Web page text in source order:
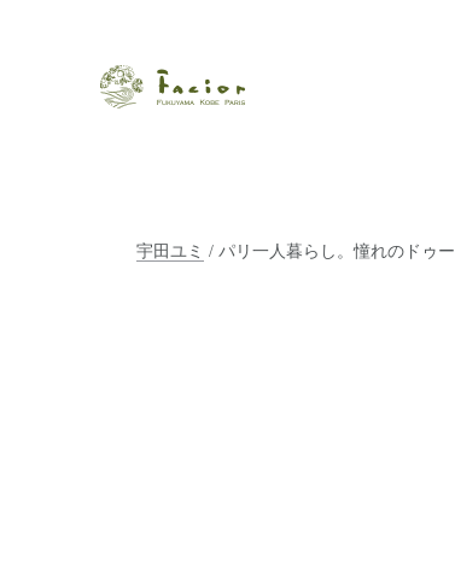
【福山・神戸・Paris
瀬戸内から世界に展開するエステサロン「ファ
ポジティブライフを応援します。オーガニック
宇田ユミ / パリ一人暮らし。憧れのドゥ